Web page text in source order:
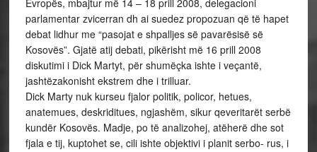
Evropës, mbajtur më 14 – 18 prill 2008, delegacioni
parlamentar zvicerran dh ai suedez propozuan që të hapet
debat lidhur me “pasojat e shpalljes së pavarësisë së
Kosovës”. Gjatë atij debati, pikërisht më 16 prill 2008
diskutimi i Dick Martyt, për shumëçka ishte i veçantë,
jashtëzakonisht ekstrem dhe i trilluar.
Dick Marty nuk kurseu fjalor politik, policor, hetues,
anatemues, deskriditues, ngjashëm, sikur qeveritarët serbë
kundër Kosovës. Madje, po të analizohej, atëherë dhe sot
fjala e tij, kuptohet se, cili ishte objektivi i planit serbo- rus, i